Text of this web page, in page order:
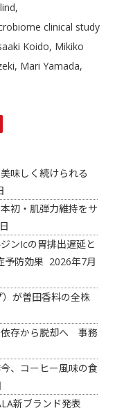
clinical study
Koido, Mikiko
Mari Yamada,
味しく続けられる
初・肌弾力維持をサ
ンIcの胃排出遅延と
予防効果 2026年7月
が曽田香料の全株
依存から脱却へ 事務
、コーヒー風味の食
新ブランド発表